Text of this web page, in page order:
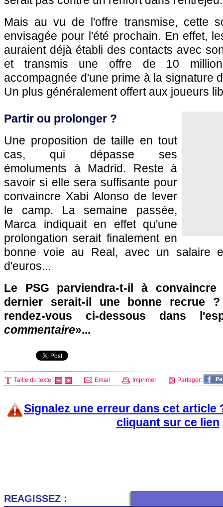
Mais au vu de l'offre transmise, cette
envisagée pour l'été prochain. En effet,
auraient déjà établi des contacts avec
et transmis une offre de 10
accompagnée d'une prime à la signature
Un plus généralement offert aux joueurs
Partir ou prolonger ?
Une proposition de taille en tout
cas, qui dépasse ses
émoluments à Madrid. Reste à
savoir si elle sera suffisante pour
convaincre Xabi Alonso de lever
le camp. La semaine passée,
Marca indiquait en effet qu'une
prolongation serait finalement en
bonne voie au Real, avec un salaire
d'euros...
Le PSG parviendra-t-il à
dernier serait-il une bonne recrue
rendez-vous ci-dessous dans
commentaire»...
Taille du texte: Email Imprimer Partager:
Signalez une erreur dans cet article
cliquant sur ce lien
REAGISSEZ :